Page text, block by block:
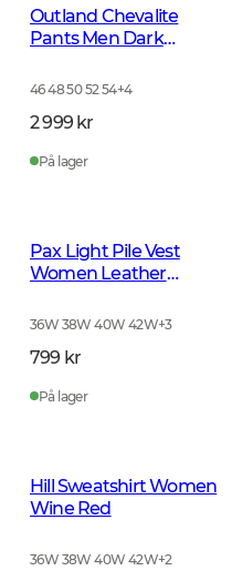
Outland Chevalite
Pants Men Dark
46 48 50 52 54+4
2 999 kr
På lager
Pax Light Pile Vest
Women Leather
36W 38W 40W 42W+3
799 kr
På lager
Hill Sweatshirt Women
Wine Red
36W 38W 40W 42W+2